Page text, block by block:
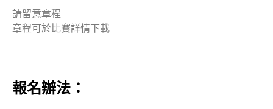
請留意章程
章程可於比賽詳情下載
報名辦法：